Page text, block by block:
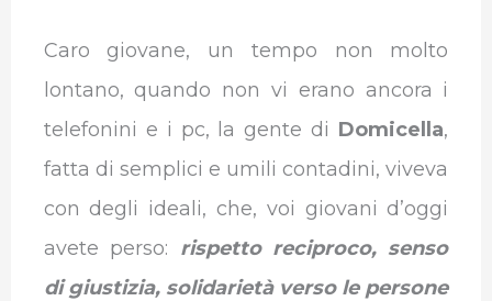
Caro giovane, un tempo non molto
lontano, quando non vi erano ancora i
telefonini e i pc, la gente di Domicella,
fatta di semplici e umili contadini, viveva
con degli ideali, che, voi giovani d’oggi
avete perso: rispetto reciproco, senso
di giustizia, solidarietà verso le persone